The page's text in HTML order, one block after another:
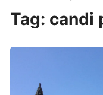
Tag: candi